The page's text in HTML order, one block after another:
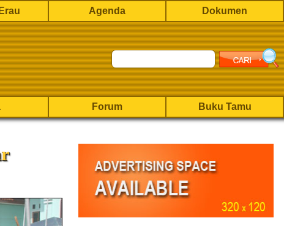
Agenda Dokumen
Forum Buku Tamu